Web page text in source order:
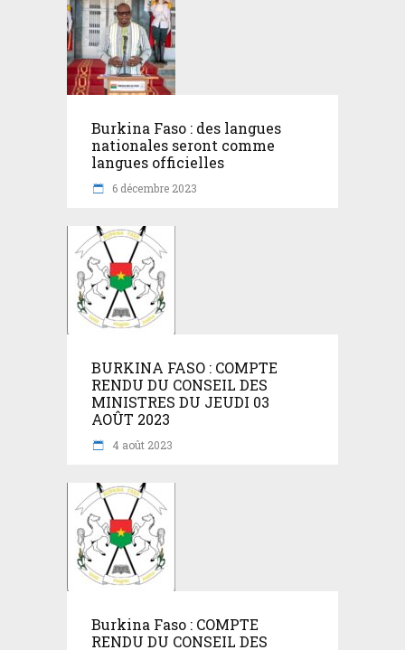
Burkina Faso : des langues
nationales seront comme
langues officielles
6 décembre 2023
BURKINA FASO : COMPTE
RENDU DU CONSEIL DES
MINISTRES DU JEUDI 03
AOÛT 2023
4 août 2023
Burkina Faso : COMPTE
RENDU DU CONSEIL DES